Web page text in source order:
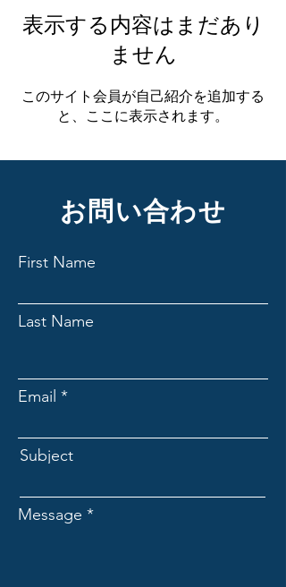
表示する内容はまだあり
ません
このサイト会員が自己紹介を追加する
と、ここに表示されます。
お問い合わせ
First Name
Last Name
Email
Subject
Message